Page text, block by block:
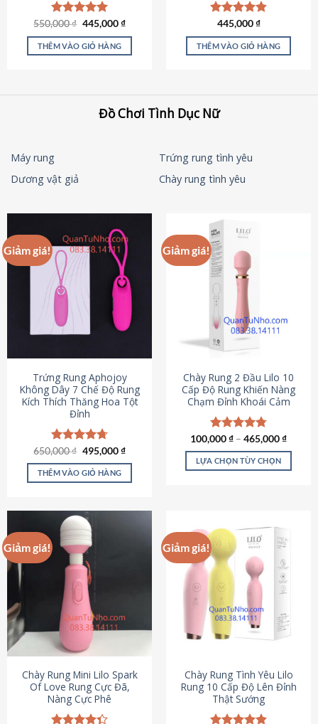
Được xếp
hạng5.00
5 sao
550,000₫ Giá
là:
550,000 ₫.
445,000₫Giá
tại
THÊM VÀO GIỎ HÀNG
Được xếp
hạng4.84
5 sao
445,000₫
THÊM VÀO GIỎ HÀNG
Đồ Chơi Tình Dục Nữ
Máy rung
Trứng rung tình yêu
Dương vật giả
Chày rung tình yêu
Giảm giá!
Trứng Rung Aphojoy
Không Dây 7 Chế Độ Rung
Kích Thích Thăng Hoa Tột
Đỉnh
Được xếp
hạng4.72
5 sao
650,000₫ Giá
là:
650,000 ₫.
495,000₫Giá
tại
495,000 ₫.
THÊM VÀO GIỎ HÀNG
Giảm giá!
Chày Rung 2 Đầu Lilo 10
Cấp Độ Rung Khiến Nàng
Chạm Đỉnh Khoái Cảm
Được xếp
hạng4.80
5 sao
100,000₫ – 465,000₫
LỰA CHỌN TÙY CHỌN
nhiều
biến
thể.
Các
chọn
thể
chọn
trên
trang
sản
Giảm giá!
Chày Rung Mini Lilo Spark
Of Love Rung Cực Đã,
Nàng Cực Phê
Giảm giá!
Chày Rung Tình Yêu Lilo
Rung 10 Cấp Độ Lên Đỉnh
Thật Sướng